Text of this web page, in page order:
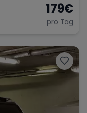
179€
pro Tag